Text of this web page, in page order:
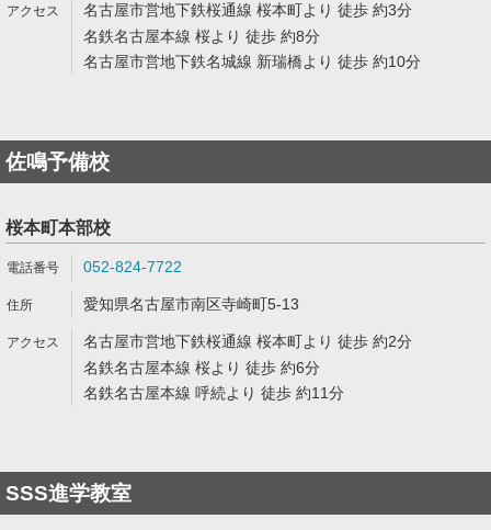
名古屋市営地下鉄桜通線 桜本町より 徒歩 約3分
名鉄名古屋本線 桜より 徒歩 約8分
名古屋市営地下鉄名城線 新瑞橋より 徒歩 約10分
佐鳴予備校
桜本町本部校
052-824-7722
愛知県名古屋市南区寺崎町5-13
名古屋市営地下鉄桜通線 桜本町より 徒歩 約2分
名鉄名古屋本線 桜より 徒歩 約6分
名鉄名古屋本線 呼続より 徒歩 約11分
SSS進学教室